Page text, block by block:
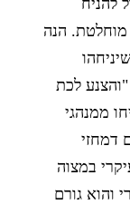
להניח
הנה
לכת
ממנהגי
דמחזי
במצוה
והוא גורם